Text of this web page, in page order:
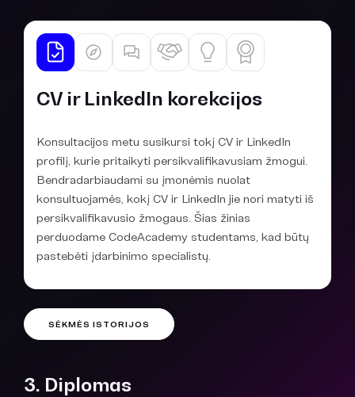
CV ir LinkedIn korekcijos
Konsultacijos metu susikursi tokį CV ir LinkedIn
profilį, kurie pritaikyti persikvalifikavusiam žmogui.
Bendradarbiaudami su įmonėmis nuolat
konsultuojamės, kokį CV ir LinkedIn jie nori matyti iš
persikvalifikavusio žmogaus. Šias žinias
perduodame CodeAcademy studentams, kad būtų
pastebėti įdarbinimo specialistų.
SĖKMĖS ISTORIJOS
3. Diplomas